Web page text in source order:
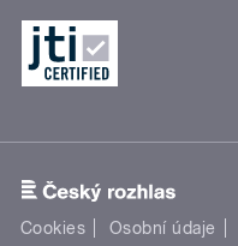
Cookies Osobní údaje